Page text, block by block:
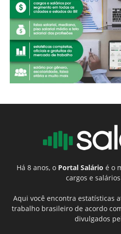
Há 8 anos, o Portal Salário é o
cargos e
Aqui você encontra estatísticas
trabalho brasileiro de acordo
divulgados